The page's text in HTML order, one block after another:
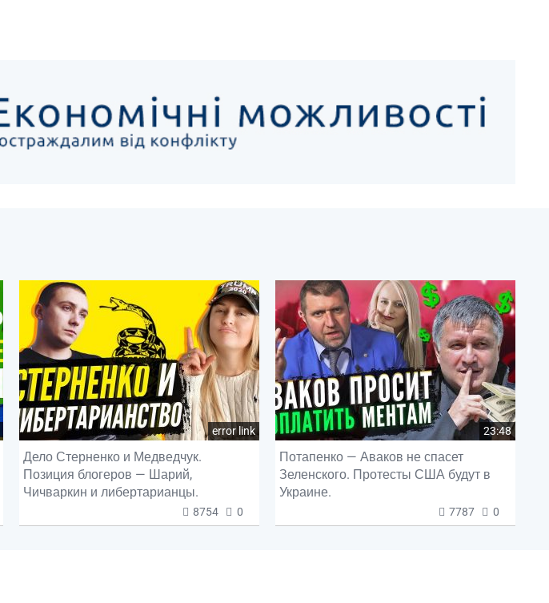
error link
Дело Стерненко и Медведчук.
Позиция блогеров — Шарий,
Чичваркин и либертарианцы.
8754 0
23:48
Потапенко — Аваков не спасет
Зеленского. Протесты США будут в
Украине.
7787 0